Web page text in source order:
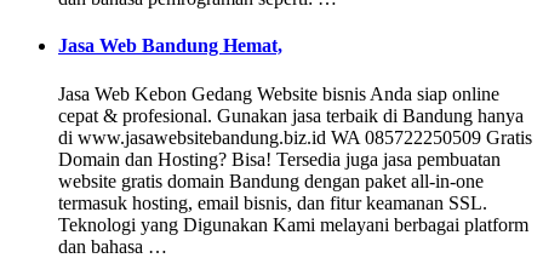
Jasa Web Bandung Hemat,
Jasa Web Kebon Gedang Website bisnis Anda siap online
cepat & profesional. Gunakan jasa terbaik di Bandung hanya
di www.jasawebsitebandung.biz.id WA 085722250509 Gratis
Domain dan Hosting? Bisa! Tersedia juga jasa pembuatan
website gratis domain Bandung dengan paket all-in-one
termasuk hosting, email bisnis, dan fitur keamanan SSL.
Teknologi yang Digunakan Kami melayani berbagai platform
dan bahasa …